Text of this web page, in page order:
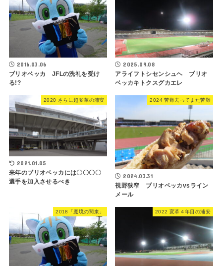
2016.03.06
ブリオベッカ JFLの洗礼を受け
る!?
2025.09.08
アライフトシセンシュヘ ブリオ
ベッカキトクスグカエレ
2020 さらに超変革の浦安
2021.01.05
来年のブリオベッカには〇〇〇〇
選手を加入させるべき
2024 苦難去ってまた苦難
2024.03.31
視野狭窄 ブリオベッカvsライン
メール
2018「魔境の関東」 2022 変革４年目の浦安